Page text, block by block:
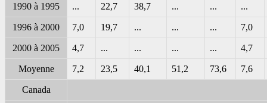
1990 à 1995 ... 22,7 38,7 ... ... ...
1996 à 2000 7,0 19,7 ... ... ... 7,0
2000 à 2005 4,7 ... ... ... ... 4,7
Moyenne 7,2 23,5 40,1 51,2 73,6 7,6
Canada